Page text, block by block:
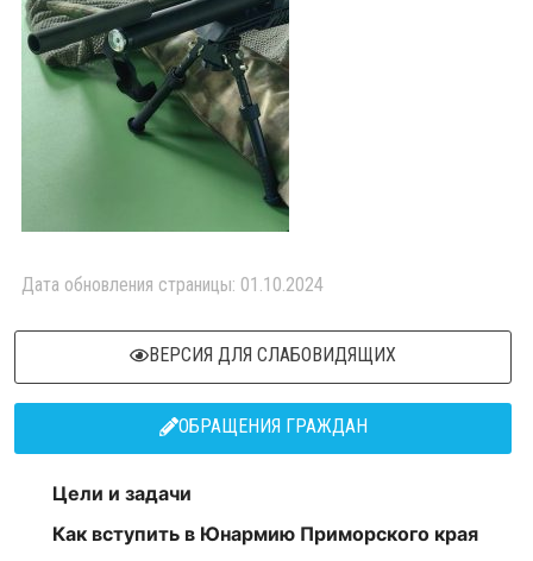
Дата обновления страницы: 01.10.2024
ВЕРСИЯ ДЛЯ СЛАБОВИДЯЩИХ
ОБРАЩЕНИЯ ГРАЖДАН
Цели и задачи
Как вступить в Юнармию Приморского края